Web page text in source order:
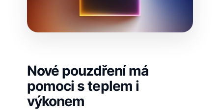
Nové pouzdření má
pomoci s teplem i
výkonem